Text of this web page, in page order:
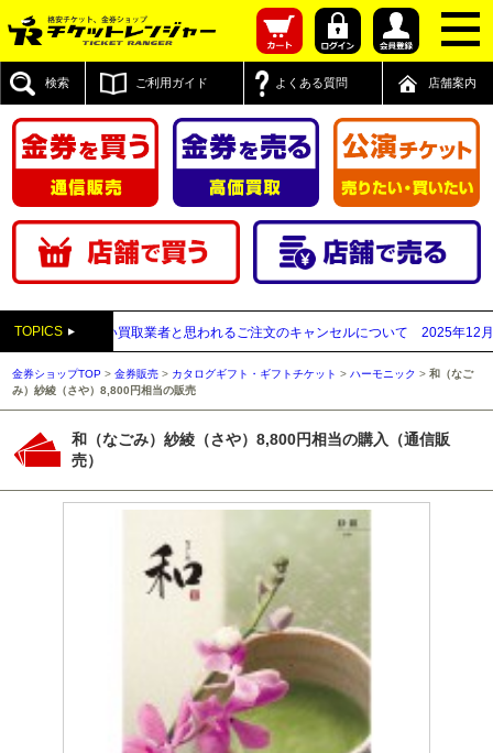
検索 ご利用ガイド よくある質問 店舗案内
TOPICS
付先が先払い買取業者と思われるご注文のキャンセルについて 2025年12月05日
金券ショップTOP >金券販売 > カタログギフト・ギフトチケット >ハーモニック >和（なご
み）紗綾（さや）8,800円相当の販売
和（なごみ）紗綾（さや）8,800円相当の購入（通信販
売）